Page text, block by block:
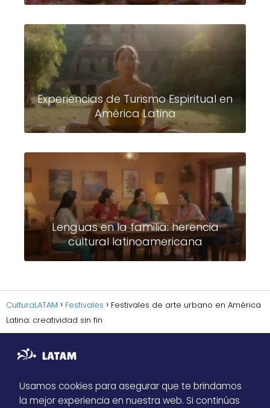
Experiencias de Turismo Espiritual en
América Latina
Lenguas en la familia: herencia
cultural latinoamericana
CulturaLATAM Festivales
Festivales de arte urbano en América
Latina: creatividad sin fin
Usamos cookies para asegurar que te brindamos
la mejor experiencia en nuestra web. Si continúas